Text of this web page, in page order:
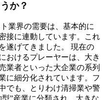
か？
業界の需要は、基本的に
接に連動しています。これ
遂げてきました。 現在の
おけるプレーヤーは、大き
業者といった大企業の系列
に細分化されています。フ
でも、とりわけ清掃業や警
”産業に分類され、大きな